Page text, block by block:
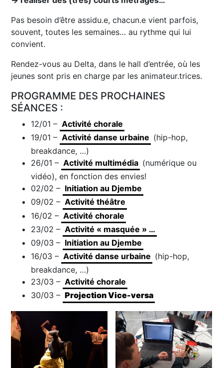
Pas besoin d’être assidu.e, chacun.e vient parfois,
souvent, toutes les semaines… au rythme qui lui
convient.
Rendez-vous au Delta, dans le hall d’entrée, où les
jeunes sont pris en charge par les animateur.trices.
PROGRAMME DES PROCHAINES
SÉANCES :
12/01 – Activité chorale
19/01 – Activité danse urbaine (hip-hop,
breakdance, …)
26/01 – Activité multimédia (numérique ou
vidéo), en fonction des envies!
02/02 – Initiation au Djembe
09/02 – Activité théâtre
16/02 – Activité chorale
23/02 – Activité « masquée » …
09/03 – Initiation au Djembe
16/03 – Activité danse urbaine (hip-hop,
breakdance, …)
23/03 – Activité chorale
30/03 – Projection Vice-versa